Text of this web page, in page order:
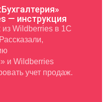
— инструкция
Wildberries в 1С
и Wildberries
учет продаж.